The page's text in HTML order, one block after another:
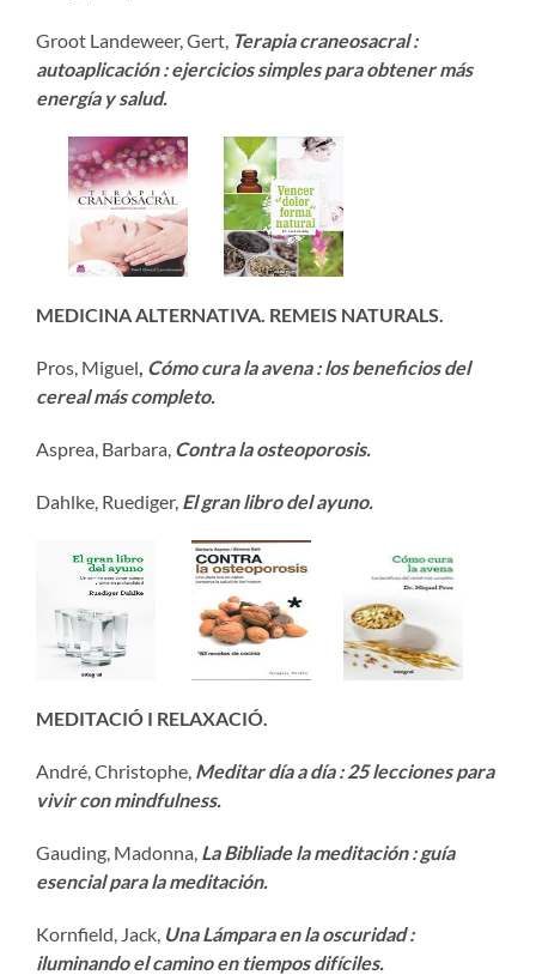
Groot Landeweer, Gert, Terapia craneosacral :
autoaplicación : ejercicios simples para obtener más
energía y salud.
MEDICINA ALTERNATIVA. REMEIS NATURALS.
Pros, Miguel, Cómo cura la avena : los beneficios del
cereal más completo.
Asprea, Barbara, Contra la osteoporosis.
Dahlke, Ruediger, El gran libro del ayuno.
MEDITACIÓ I RELAXACIÓ.
André, Christophe, Meditar día a día : 25 lecciones para
vivir con mindfulness.
Gauding, Madonna, La Bibliade la meditación : guía
esencial para la meditación.
Kornfield, Jack, Una Lámpara en la oscuridad :
iluminando el camino en tiempos difíciles.